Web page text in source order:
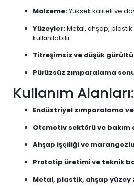
Malzeme:Yüksek kaliteli ve
Yüzeyler:Metal, ahşap,
kullanılabilir
Titreşimsiz ve düşük gürültü
Pürüzsüz zımparalama
Kullanım Alanları:
Endüstriyel zımparalama
Otomotiv sektörü ve bakım
Ahşap işçiliği ve
Prototip üretimi ve teknik
Metal, plastik, ahşap yüzey